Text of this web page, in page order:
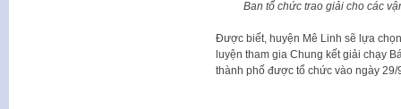
Ban tổ chức trao giải cho các
Được biết, huyện Mê Linh sẽ lựa
luyện tham gia Chung kết giải chạy
thành phố được tổ chức vào ngày 29/